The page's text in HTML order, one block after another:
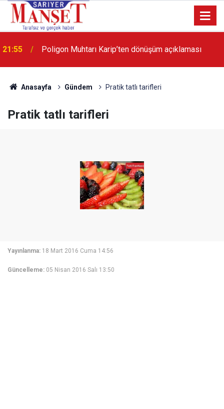
13:36 'Poligon'da İstanbul'a örnek proje gerçekleştirilecek'
Anasayfa Gündem Pratik tatlı tarifleri
Pratik tatlı tarifleri
Yayınlanma: 18 Mart 2016 Cuma 14:56
Güncelleme: 05 Nisan 2016 Salı 13:50